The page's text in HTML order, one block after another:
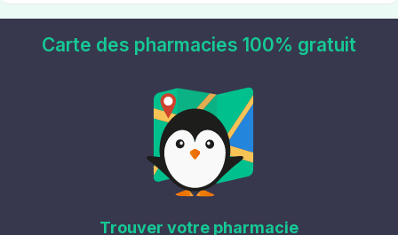
Carte des pharmacies 100% gratuit
Trouver votre pharmacie